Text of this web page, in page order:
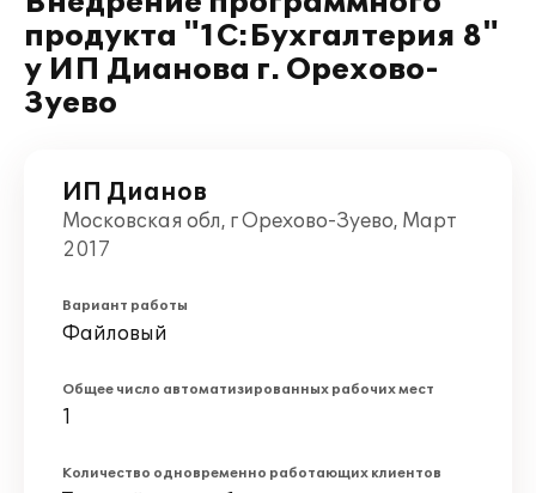
продукта "1C:Бухгалтерия 8"
у ИП Дианова г. Орехово-
Зуево
ИП Дианов
Московская обл, г Орехово-Зуево, Март
2017
Вариант работы
Файловый
Общее число автоматизированных рабочих мест
1
Количество одновременно работающих клиентов